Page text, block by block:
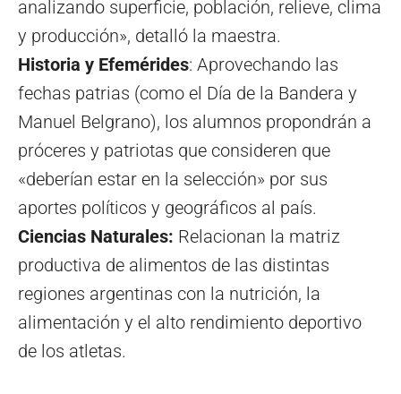
analizando superficie, población, relieve, clima
y producción», detalló la maestra.
Historia y Efemérides: Aprovechando las
fechas patrias (como el Día de la Bandera y
Manuel Belgrano), los alumnos propondrán a
próceres y patriotas que consideren que
«deberían estar en la selección» por sus
aportes políticos y geográficos al país.
Ciencias Naturales: Relacionan la matriz
productiva de alimentos de las distintas
regiones argentinas con la nutrición, la
alimentación y el alto rendimiento deportivo
de los atletas.